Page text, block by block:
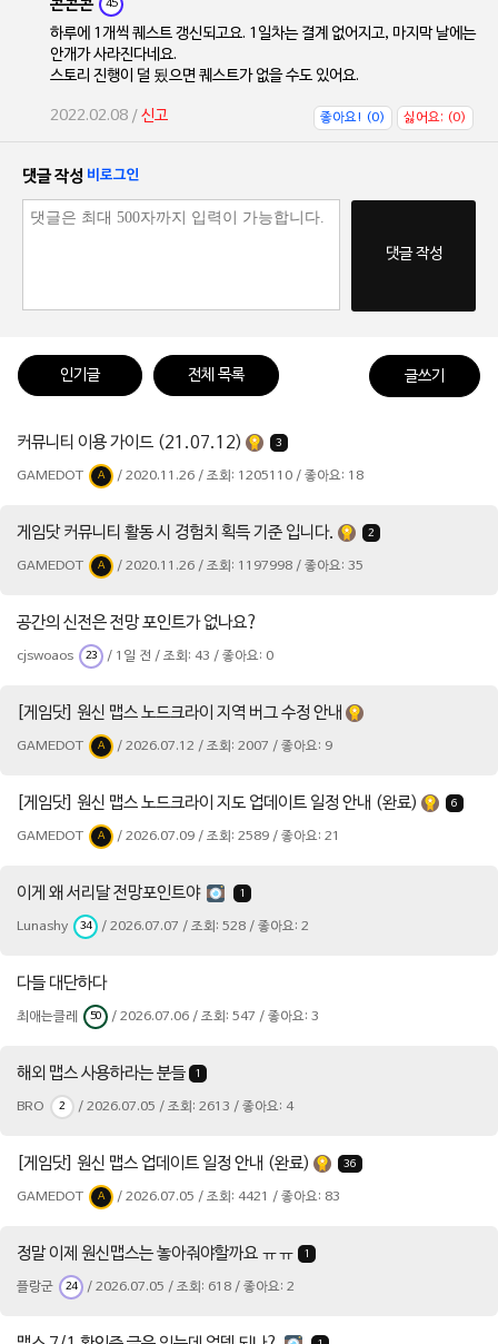
콘콘콘 45
하루에 1개씩 퀘스트 갱신되고요. 1일차는 결계 없어지고, 마지막 날에는
안개가 사라진다네요.
스토리 진행이 덜 됬으면 퀘스트가 없을 수도 있어요.
2022.02.08 / 신고 좋아요! (0) 싫어요; (0)
댓글 작성 비로그인
댓글 작성
인기글 전체 목록 글쓰기
커뮤니티 이용 가이드 (21.07.12) 3
GAMEDOT A / 2020.11.26 / 조회: 1205110 / 좋아요: 18
게임닷 커뮤니티 활동 시 경험치 획득 기준 입니다. 2
GAMEDOT A / 2020.11.26 / 조회: 1197998 / 좋아요: 35
공간의 신전은 전망 포인트가 없나요?
cjswoaos 23 / 1일 전 / 조회: 43 / 좋아요: 0
[게임닷] 원신 맵스 노드크라이 지역 버그 수정 안내
GAMEDOT A / 2026.07.12 / 조회: 2007 / 좋아요: 9
[게임닷] 원신 맵스 노드크라이 지도 업데이트 일정 안내 (완료) 6
GAMEDOT A / 2026.07.09 / 조회: 2589 / 좋아요: 21
이게 왜 서리달 전망포인트야 1
Lunashy 34 / 2026.07.07 / 조회: 528 / 좋아요: 2
다들 대단하다
최애는클레 50 / 2026.07.06 / 조회: 547 / 좋아요: 3
해외 맵스 사용하라는 분들 1
BRO 2 / 2026.07.05 / 조회: 2613 / 좋아요: 4
[게임닷] 원신 맵스 업데이트 일정 안내 (완료) 36
GAMEDOT A / 2026.07.05 / 조회: 4421 / 좋아요: 83
정말 이제 원신맵스는 놓아줘야할까요 ㅠㅠ 1
플랑군 24 / 2026.07.05 / 조회: 618 / 좋아요: 2